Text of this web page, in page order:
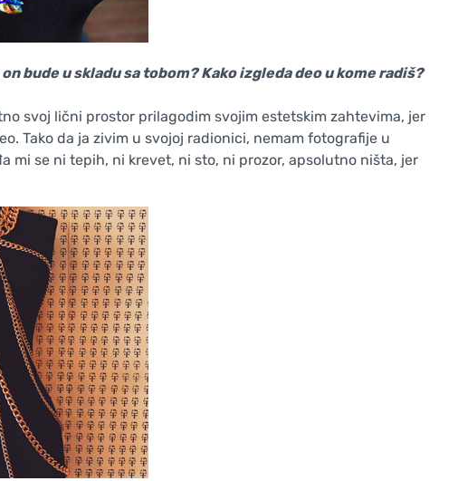
bude u skladu sa tobom? Kako izgleda deo u kome radiš?
svoj lični prostor prilagodim svojim estetskim zahtevima, jer
Tako da ja zivim u svojoj radionici, nemam fotografije u
mi se ni tepih, ni krevet, ni sto, ni prozor, apsolutno ništa, jer